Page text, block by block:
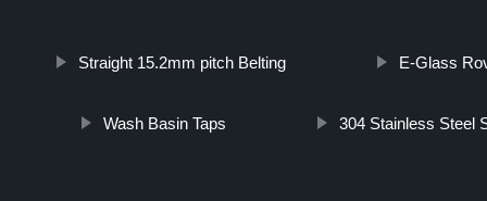
Straight 15.2mm pitch Belting E-Glass
Wash Basin Taps 304 Stainless Steel